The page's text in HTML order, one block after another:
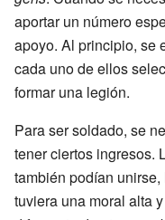
aportar un número
apoyo. Al principio, se
cada uno de ellos
formar una legión.
Para ser soldado, se
tener ciertos ingresos.
también podían
tuviera una moral alta